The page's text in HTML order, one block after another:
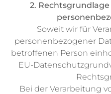
2.
Soweit wir für
personenbezogener
betroffenen Person
EU-
Bei der Verarbeitung